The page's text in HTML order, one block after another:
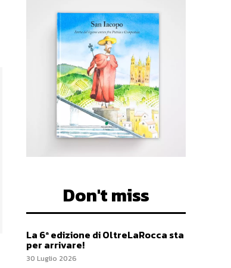
Don't miss
La 6ª edizione di OltreLaRocca sta
per arrivare!
30 Luglio 2026